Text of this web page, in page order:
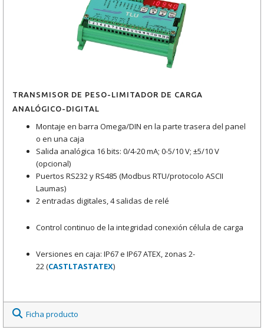
TRANSMISOR DE PESO-LIMITADOR DE CARGA
ANALÓGICO-DIGITAL
Montaje en barra Omega/DIN en la parte trasera del panel
o en una caja
Salida analógica 16 bits: 0/4-20 mA; 0-5/10 V; ±5/10 V
(opcional)
Puertos RS232 y RS485 (Modbus RTU/protocolo ASCII
Laumas)
2 entradas digitales, 4 salidas de relé
Control continuo de la integridad conexión célula de carga
Versiones en caja: IP67 e IP67 ATEX, zonas 2-
22 (CASTLTASTATEX)
Ficha producto